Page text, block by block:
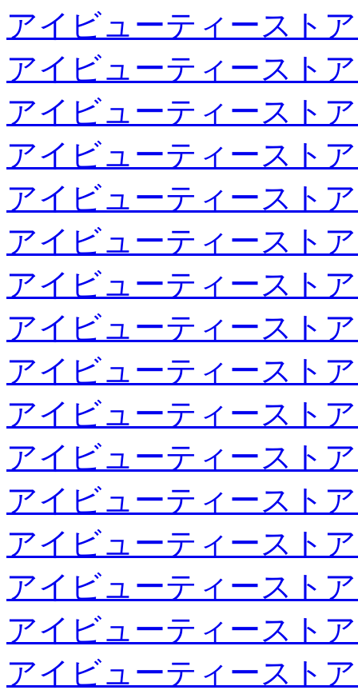
アイビューティースト
アイビューティースト
アイビューティースト
アイビューティースト
アイビューティースト
アイビューティースト
アイビューティースト
アイビューティースト
アイビューティースト
アイビューティースト
アイビューティースト
アイビューティースト
アイビューティースト
アイビューティースト
アイビューティースト
アイビューティースト